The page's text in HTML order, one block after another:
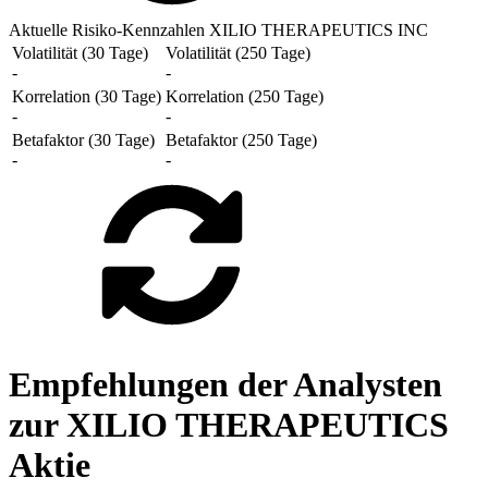
Aktuelle Risiko-Kennzahlen XILIO THERAPEUTICS INC
Volatilität (30 Tage)
-
Volatilität (250 Tage)
-
Korrelation (30 Tage)
-
Korrelation (250 Tage)
-
Betafaktor (30 Tage)
-
Betafaktor (250 Tage)
-
Empfehlungen der Analysten
zur XILIO THERAPEUTICS
Aktie